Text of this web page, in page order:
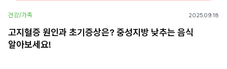
건강/가족 2025.09.18
고지혈증 원인과 초기증상은? 중성지방 낮추는 음식
알아보세요!